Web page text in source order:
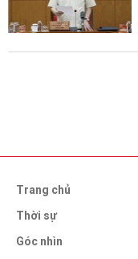
Trang chủ
Thời sự
Góc nhìn